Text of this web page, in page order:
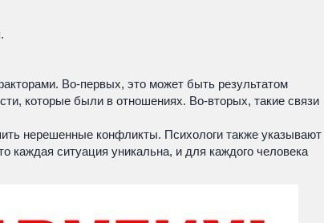
Во-первых, это может быть результатом
которые были в отношениях. Во-вторых, такие связи
нерешенные конфликты. Психологи также указывают
каждая ситуация уникальна, и для каждого человека